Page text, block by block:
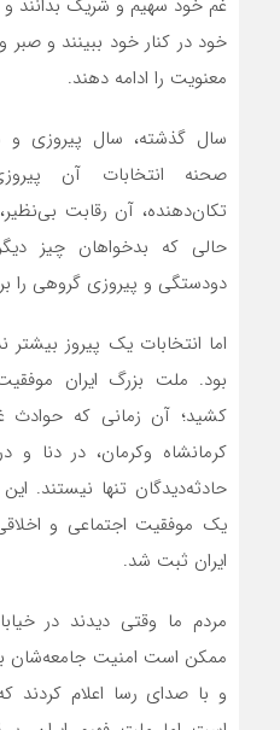
غم خود سهیم و شریک بدانند و
خود در کنار خود ببینند و صبر
معنویت را ادامه دهند.
سال گذشته، سال پیروزی و
صحنه انتخابات آن
تکان‌دهنده، آن رقابت
حالی که بدخواهان چیز
دودستگی و پیروزی گروهی را
اما انتخابات یک پیروز
بود. ملت بزرگ ایران
کشید؛ آن زمانی که حوادث
کرمانشاه وکرمان، در دنا و
حادثه‌دیدگان تنها نیستند.
یک موفقیت اجتماعی و
ایران ثبت شد.
مردم ما وقتی دیدند در
ممکن است امنیت جامعه‌شان
و با صدای رسا اعلام کردند